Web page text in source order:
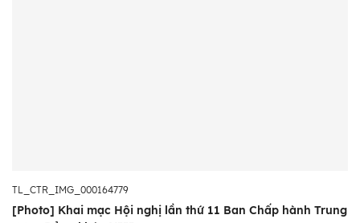
TL_CTR_IMG_000164779
[Photo] Khai mạc Hội nghị lần thứ 11 Ban Chấp hành Trung